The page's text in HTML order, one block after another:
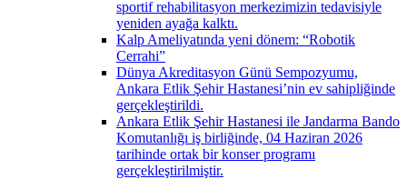
sportif rehabilitasyon merkezimizin tedavisiyle
yeniden ayağa kalktı.
Kalp Ameliyatında yeni dönem: “Robotik
Cerrahi”
Dünya Akreditasyon Günü Sempozyumu,
Ankara Etlik Şehir Hastanesi’nin ev sahipliğinde
gerçekleştirildi.
Ankara Etlik Şehir Hastanesi ile Jandarma Bando
Komutanlığı iş birliğinde, 04 Haziran 2026
tarihinde ortak bir konser programı
gerçekleştirilmiştir.